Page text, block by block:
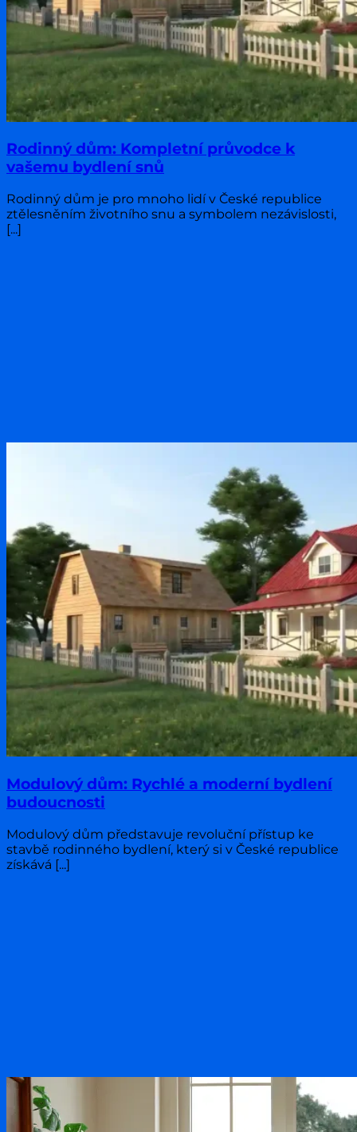
Rodinný dům: Kompletní průvodce k
vašemu bydlení snů
Rodinný dům je pro mnoho lidí v České republice
ztělesněním životního snu a symbolem nezávislosti,
[...]
Modulový dům: Rychlé a moderní bydlení
budoucnosti
Modulový dům představuje revoluční přístup ke
stavbě rodinného bydlení, který si v České republice
získává [...]